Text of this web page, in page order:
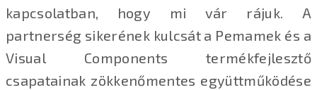
kapcsolatban, hogy mi vár rájuk. A
partnerség sikerének kulcsát a Pemamek és a
Visual Components termékfejlesztő
csapatainak zökkenőmentes együttműködése